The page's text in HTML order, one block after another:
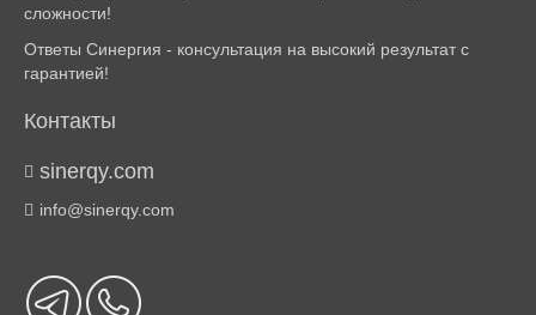
сложности!
Ответы Синергия - консультация на высокий результат с
гарантией!
Контакты
sinerqy.com
info@sinerqy.com